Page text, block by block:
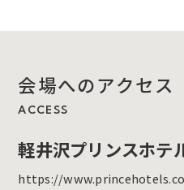
会場へのアクセス
ACCESS
軽井沢プリンスホテ
https://